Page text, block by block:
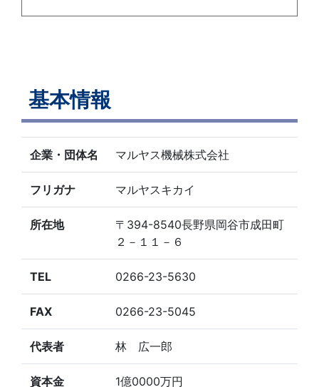
基本情報
企業・団体名 マルヤス機械株式会社
フリガナ マルヤスキカイ
所在地
〒394-8540長野県岡谷市成田町
２－１１－６
TEL 0266-23-5630
FAX 0266-23-5045
代表者 林 広一郎
資本金 1億0000万円